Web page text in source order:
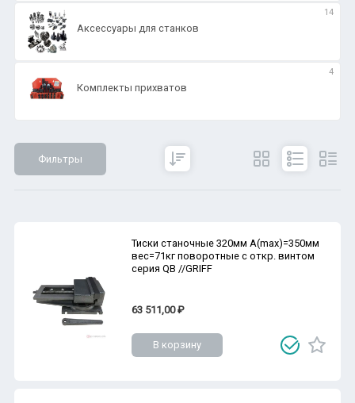
Аксессуары для станков
14
Комплекты прихватов
4
Фильтры
Тиски станочные 320мм А(max)=350мм
вес=71кг поворотные с откр. винтом
серия QB //GRIFF
63 511,00 ₽
В корзину